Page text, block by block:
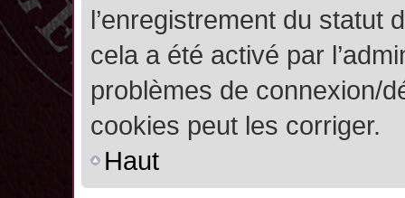
l’enregistrement du statut
cela a été activé par
problèmes de connexion/
cookies peut les corriger.
Haut